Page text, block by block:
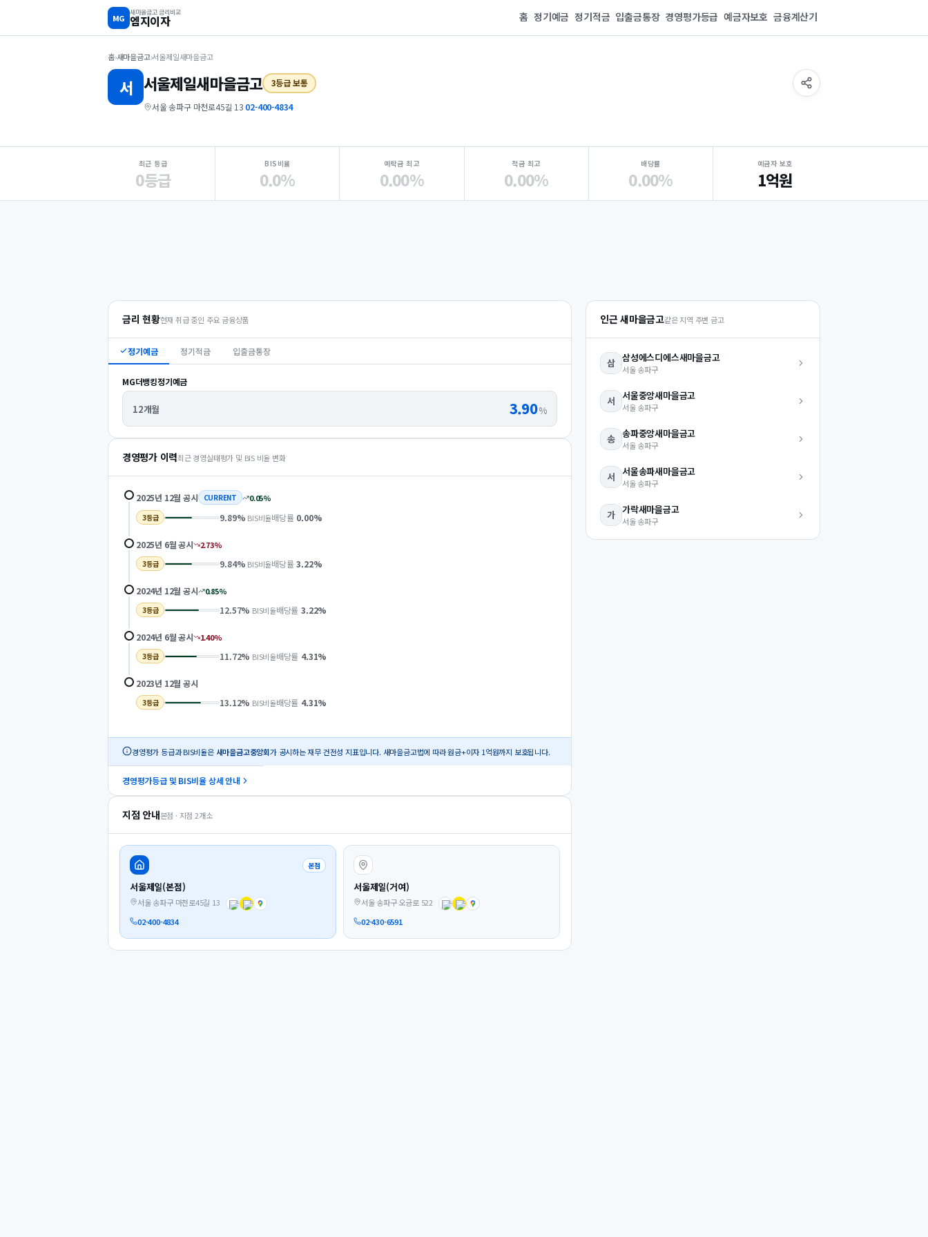
MG
새마을금고 금리비교
엠지이자 홈 정기예금 정기적금 입출금통장 경영평가등급 예금자보호 금융계산기
홈›새마을금고›서울제일새마을금고
서 서울제일새마을금고 3등급 보통
서울 송파구 마천로45길 13·02-400-4834
최근 등급
0등급
BIS비율
0.0%
예탁금 최고
0.00%
적금 최고
0.00%
배당률
0.00%
예금자 보호
1억원
금리 현황현재 취급 중인 주요 금융상품
정기예금 정기적금 입출금통장
MG더뱅킹정기예금
12개월 3.90%
경영평가 이력최근 경영실태평가 및 BIS 비율 변화
2025년 12월 공시 CURRENT 0.05%
3등급 9.89% BIS비율배당률 0.00%
2025년 6월공시 2.73%
3등급 9.84% BIS비율배당률 3.22%
2024년 12월 공시 0.85%
3등급 12.57% BIS비율배당률 3.22%
2024년 6월공시 1.40%
3등급 11.72% BIS비율배당률 4.31%
2023년 12월 공시
3등급 13.12% BIS비율배당률 4.31%
경영평가 등급과 BIS비율은 새마을금고중앙회가 공시하는 재무 건전성 지표입니다. 새마을금고법에 따라 원금+이자 1억원까지 보호됩니다.
경영평가등급 및 BIS비율 상세 안내
지점 안내본점 · 지점 2개소
본점
서울제일(본점)
서울 송파구 마천로45길 13
02-400-4834
서울제일(거여)
서울 송파구 오금로 522
02-430-6591
인근 새마을금고같은 지역 주변 금고
삼 삼성에스디에스새마을금고
서울 송파구
서 서울중앙새마을금고
서울 송파구
송 송파중앙새마을금고
서울 송파구
서 서울송파새마을금고
서울 송파구
가 가락새마을금고
서울 송파구